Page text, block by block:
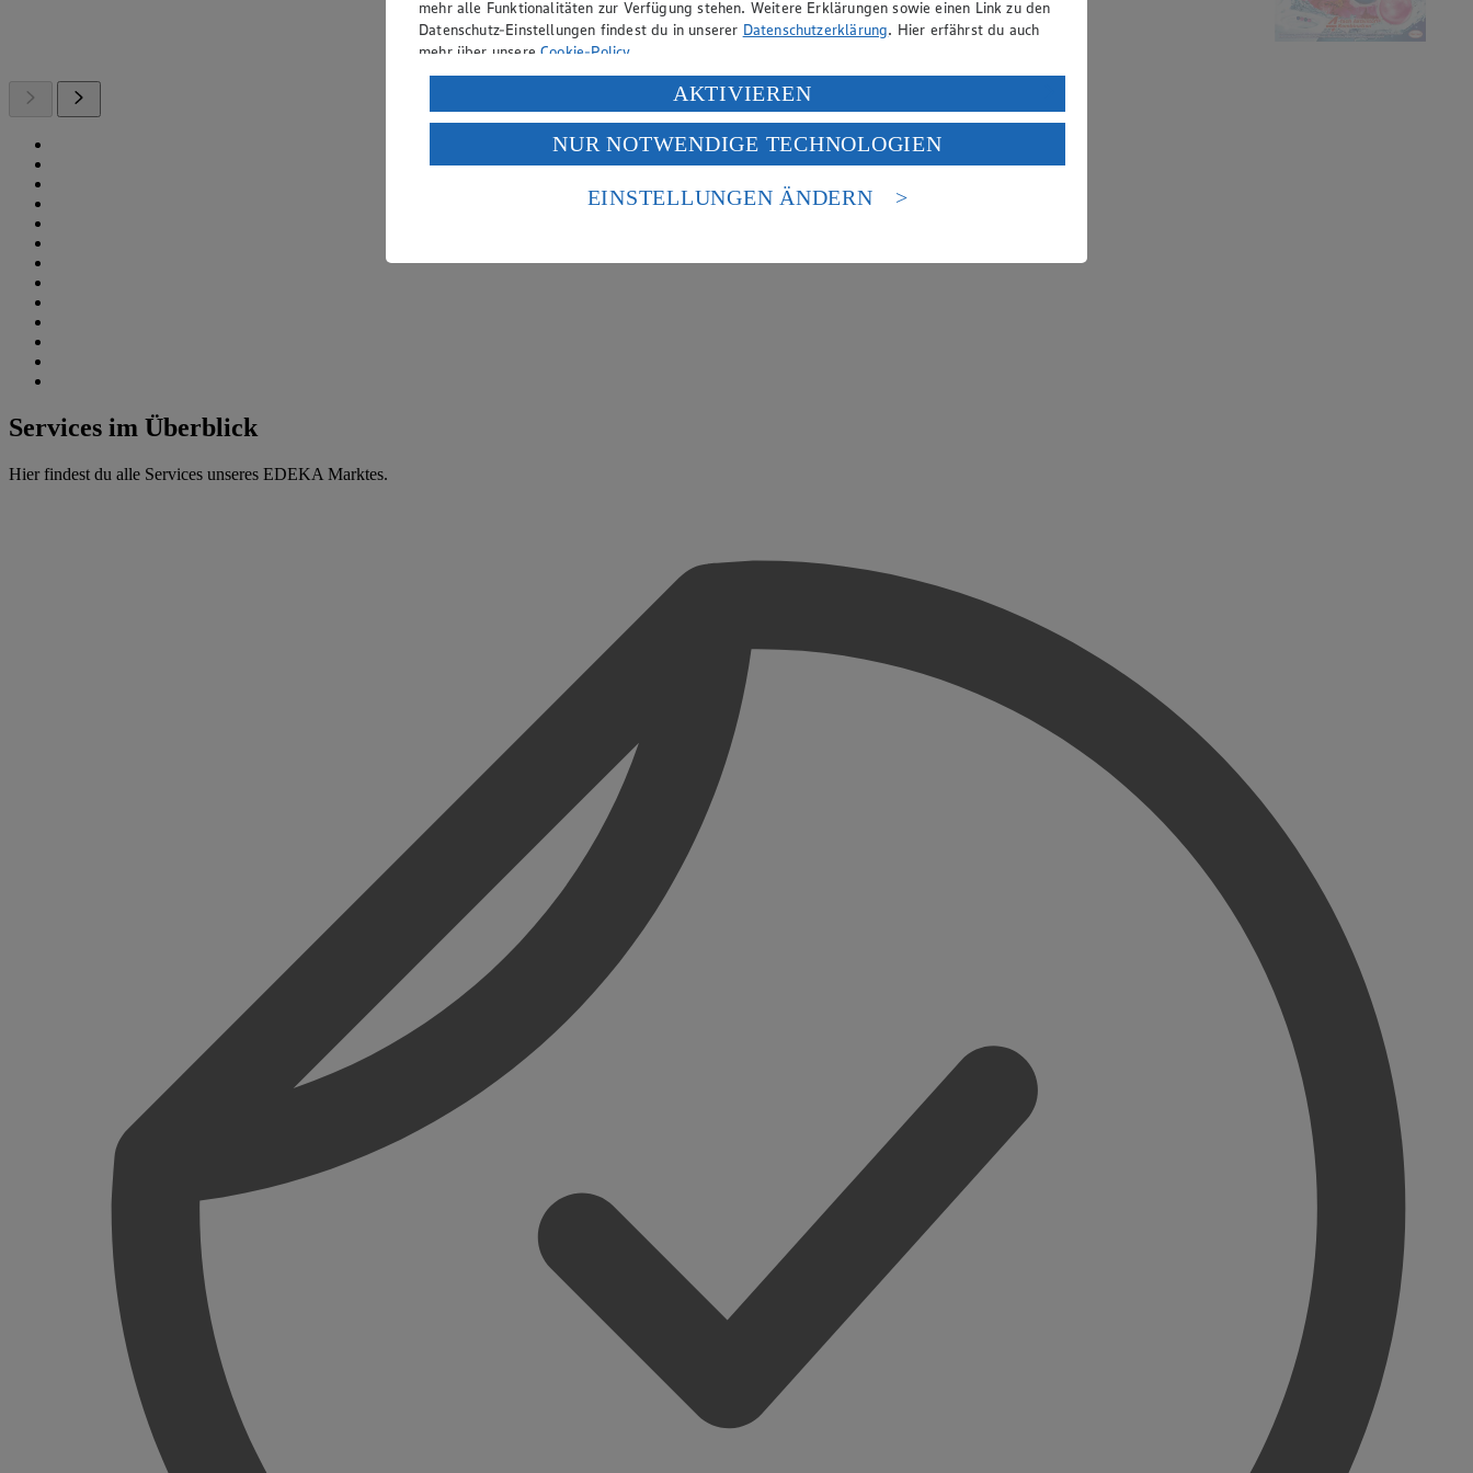
Services im Überblick
Hier findest du alle Services unseres EDEKA Marktes.
mehr alle Funktionalitäten zur Verfügung stehen. Weitere Erklärungen sowie einen Link zu den
Datenschutz-Einstellungen findest du in unserer Datenschutzerklärung. Hier erfährst du auch
mehr über unsereCookie-Policy.
Verarbeitung deiner personenbezogenen Daten in den USA durch Facebook und YouTube:
Wenn du auf „Aktivieren“ klickst, willigst du im Sinne des Art. 49 Abs. 1 Satz 1 lit. a) DSGVO
ein, dass deine Daten in den USA verarbeitet werden. Der EuGH sieht die USA als Land mit
einem nach europäischen Standards nicht angemessenen Datenschutzniveau an. Es besteht das
Risiko eines Zugriffs durch US-amerikanische Behörden.
AKTIVIEREN
NUR NOTWENDIGE TECHNOLOGIEN
EINSTELLUNGEN ÄNDERN